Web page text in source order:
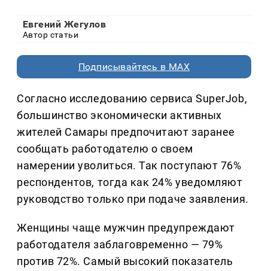
Евгений Жегулов
Автор статьи
Подписывайтесь в MAX
Согласно исследованию сервиса SuperJob,
большинство экономически активных
жителей Самары предпочитают заранее
сообщать работодателю о своем
намерении уволиться. Так поступают 76%
респондентов, тогда как 24% уведомляют
руководство только при подаче заявления.
Женщины чаще мужчин предупреждают
работодателя заблаговременно — 79%
против 72%. Самый высокий показатель